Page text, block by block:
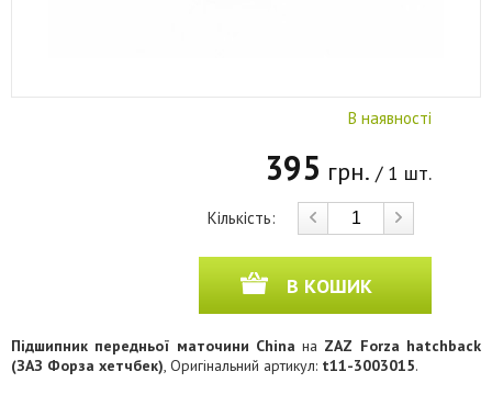
В наявності
395 грн. / 1 шт.
Кількість:
В КОШИК
Підшипник передньої маточини China на ZAZ Forza hatchback
(ЗАЗ Форза хетчбек), Оригінальний артикул: t11-3003015.